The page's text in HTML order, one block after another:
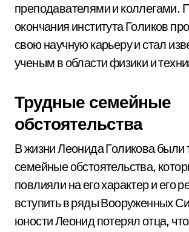
преподавателями и коллегами.
окончания института Голиков
свою научную карьеру и стал
ученым в области физики и
Трудные семейные
обстоятельства
В жизни Леонида Голикова были
семейные обстоятельства,
повлияли на его характер и его
вступить в ряды Вооруженных
юности Леонид потерял отца,